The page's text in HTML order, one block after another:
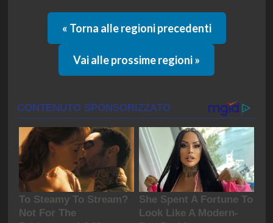
« Torna alle regioni precedenti
Vai alle prossime regioni »